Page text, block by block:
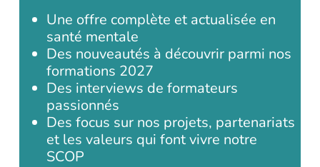
Une offre complète et actualisée en
santé mentale
Des nouveautés à découvrir parmi nos
formations 2027
Des interviews de formateurs
passionnés
Des focus sur nos projets, partenariats
et les valeurs qui font vivre notre
SCOP